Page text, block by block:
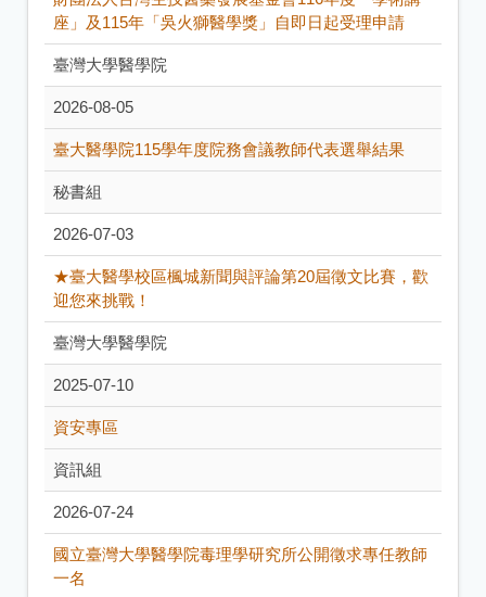
座」及115年「吳火獅醫學獎」自即日起受理申請
臺灣大學醫學院
2026-08-05
臺大醫學院115學年度院務會議教師代表選舉結果
秘書組
2026-07-03
★臺大醫學校區楓城新聞與評論第20屆徵文比賽，歡
迎您來挑戰！
臺灣大學醫學院
2025-07-10
資安專區
資訊組
2026-07-24
國立臺灣大學醫學院毒理學研究所公開徵求專任教師
一名